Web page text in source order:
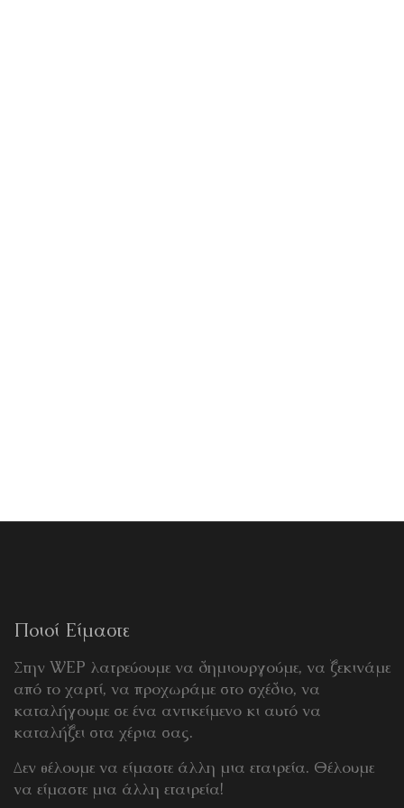
Ποιοί Είμαστε
Στην WEP λατρεύουμε να δημιουργούμε, να ξεκινάμε
από το χαρτί, να προχωράμε στο σχέδιο, να
καταλήγουμε σε ένα αντικείμενο κι αυτό να
καταλήξει στα χέρια σας.
Δεν θέλουμε να είμαστε άλλη μια εταιρεία. Θέλουμε
να είμαστε μια άλλη εταιρεία!